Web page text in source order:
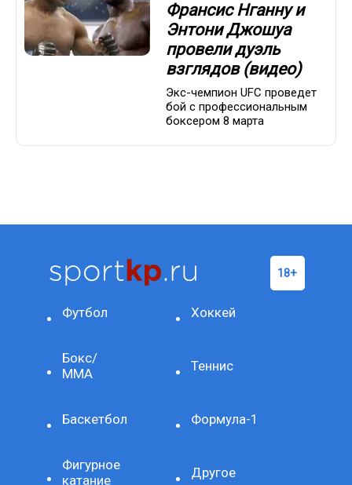
Франсис Нганну и
Энтони Джошуа
провели дуэль
взглядов (видео)
Экс-чемпион UFC проведет
бой с профессиональным
боксером 8 марта
Футбол Хоккей
Бокс/
ММА
Теннис
Баскетбол Формула-1
Фигурное
катание
Другое